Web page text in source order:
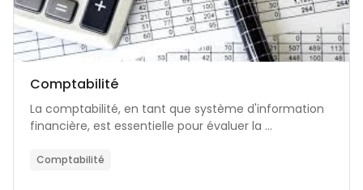
Catégorie de cours
Nom du cours
Comptabilité
Résumé du cours :
La comptabilité, en tant que système d'information
financière, est essentielle pour évaluer la ...
Comptabilité